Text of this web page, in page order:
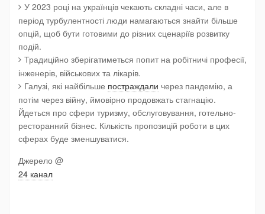
У 2023 році на українців чекають складні часи, але в
період турбулентності люди намагаються знайти більше
опцій, щоб бути готовими до різних сценаріїв розвитку
подій.
Традиційно зберігатиметься попит на робітничі професії,
інженерів, військових та лікарів.
Галузі, які найбільше постраждали через пандемію, а
потім через війну, ймовірно продовжать стагнацію.
Йдеться про сфери туризму, обслуговування, готельно-
ресторанний бізнес. Кількість пропозицій роботи в цих
сферах буде зменшуватися.
Джерело @
24 канал